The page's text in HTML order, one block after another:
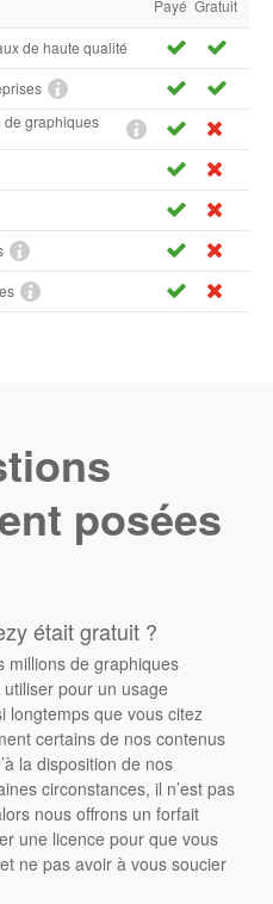
Payé Gratuit
de haute qualité
de graphiques
posées
était gratuit ?
millions de graphiques
pour un usage
longtemps que vous citez
certains de nos contenus
la disposition de nos
circonstances, il n’est pas
nous offrons un forfait
une licence pour que vous
ne pas avoir à vous soucier